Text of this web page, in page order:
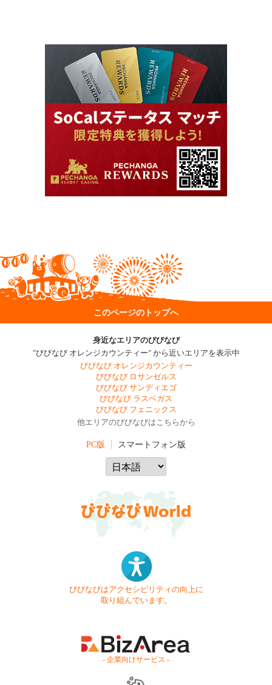
このページのトップへ
身近なエリアのびびなび
"びびなび オレンジカウンティー" から近いエリアを表示中
びびなび オレンジカウンティー
びびなび ロサンゼルス
びびなび サンディエゴ
びびなび ラスベガス
びびなび フェニックス
他エリアのびびなびはこちらから
PC版 スマートフォン版
びびなびはアクセシビリティの向上に
取り組んでいます。
- 企業向けサービス -